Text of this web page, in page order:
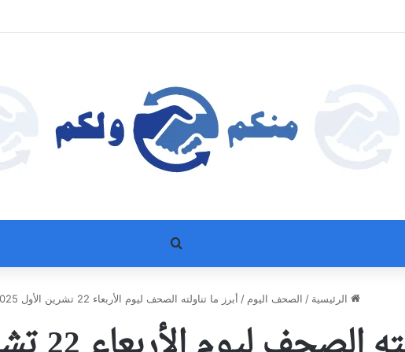
بحث عن
الرئيسية / الصحف اليوم / أبرز ما تناولته الصحف ليوم الأربعاء 22 تشرين الأول 2025